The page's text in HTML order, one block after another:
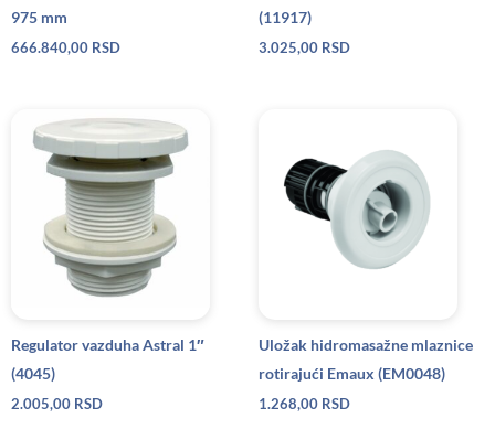
975 mm
666.840,00 RSD
(11917)
3.025,00 RSD
Regulator vazduha Astral 1″
(4045)
2.005,00 RSD
Uložak hidromasažne mlaznice
rotirajući Emaux (EM0048)
1.268,00 RSD